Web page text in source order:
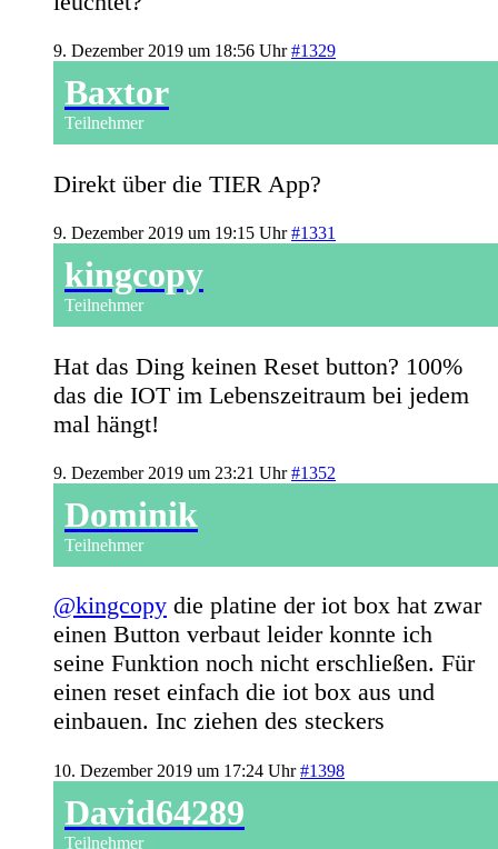
9. Dezember 2019 um 18:56 Uhr #1329
Baxtor
Teilnehmer
Direkt über die TIER App?
9. Dezember 2019 um 19:15 Uhr #1331
kingcopy
Teilnehmer
Hat das Ding keinen Reset button? 100%
das die IOT im Lebenszeitraum bei jedem
mal hängt!
9. Dezember 2019 um 23:21 Uhr #1352
Dominik
Teilnehmer
@kingcopy die platine der iot box hat zwar
einen Button verbaut leider konnte ich
seine Funktion noch nicht erschließen. Für
einen reset einfach die iot box aus und
einbauen. Inc ziehen des steckers
10. Dezember 2019 um 17:24 Uhr #1398
David64289
Teilnehmer